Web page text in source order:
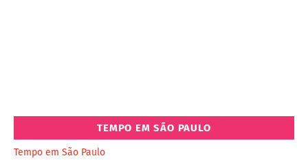
TEMPO EM SÃO PAULO
Tempo em São Paulo